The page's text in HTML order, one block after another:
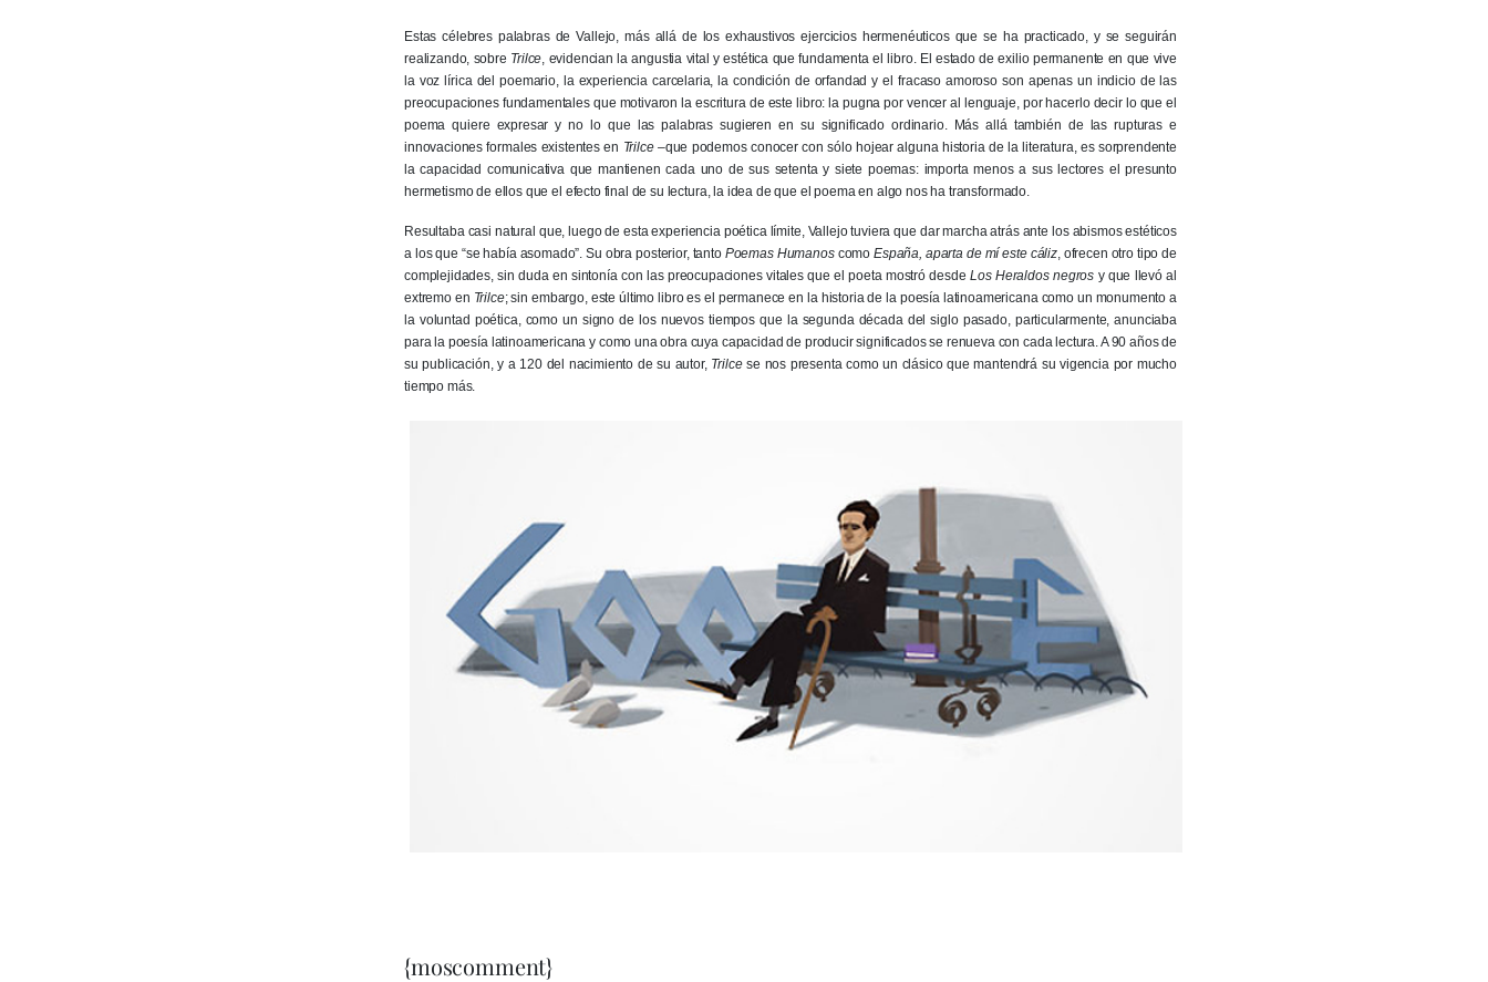
Estas célebres palabras de Vallejo, más allá de los exhaustivos ejercicios hermenéuticos que se ha practicado, y se seguirán
realizando, sobre Trilce, evidencian la angustia vital y estética que fundamenta el libro. El estado de exilio permanente en que vive
la voz lírica del poemario, la experiencia carcelaria, la condición de orfandad y el fracaso amoroso son apenas un indicio de las
preocupaciones fundamentales que motivaron la escritura de este libro: la pugna por vencer al lenguaje, por hacerlo decir lo que el
poema quiere expresar y no lo que las palabras sugieren en su significado ordinario. Más allá también de las rupturas e
innovaciones formales existentes en Trilce–que podemos conocer con sólo hojear alguna historia de la literatura, es sorprendente
la capacidad comunicativa que mantienen cada uno de sus setenta y siete poemas: importa menos a sus lectores el presunto
hermetismo de ellos que el efecto final de su lectura, la idea de que el poema en algo nos ha transformado.
Resultaba casi natural que, luego de esta experiencia poética límite, Vallejo tuviera que dar marcha atrás ante los abismos estéticos
a los que “se había asomado”. Su obra posterior, tanto Poemas HumanoscomoEspaña, aparta de mí este cáliz, ofrecen otro tipo de
complejidades, sin duda en sintonía con las preocupaciones vitales que el poeta mostró desdeLos Heraldos negros y que llevó al
extremo en Trilce; sin embargo, este último libro es el permanece en la historia de la poesía latinoamericana como un monumento a
la voluntad poética, como un signo de los nuevos tiempos que la segunda década del siglo pasado, particularmente, anunciaba
para la poesía latinoamericana y como una obra cuya capacidad de producir significados se renueva con cada lectura. A 90 años de
su publicación, y a 120 del nacimiento de su autor, Trilcese nos presenta como un clásico que mantendrá su vigencia por mucho
tiempo más.
{moscomment}